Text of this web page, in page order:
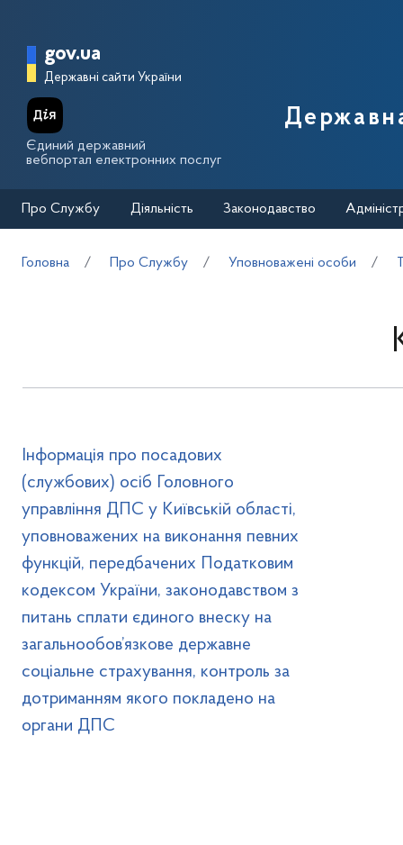
Головна сторінка Державної
gov.ua
Державні сайти України
Єдиний державний
вебпортал електронних послуг
Про Службу Діяльність Законодавство
Головна Про Службу Уповноважені особи
Інформація про посадових
(службових) осіб Головного
управління ДПС у Київській області,
уповноважених на виконання певних
функцій, передбачених Податковим
кодексом України, законодавством з
питань сплати єдиного внеску на
загальнообов’язкове державне
соціальне страхування, контроль за
дотриманням якого покладено на
органи ДПС